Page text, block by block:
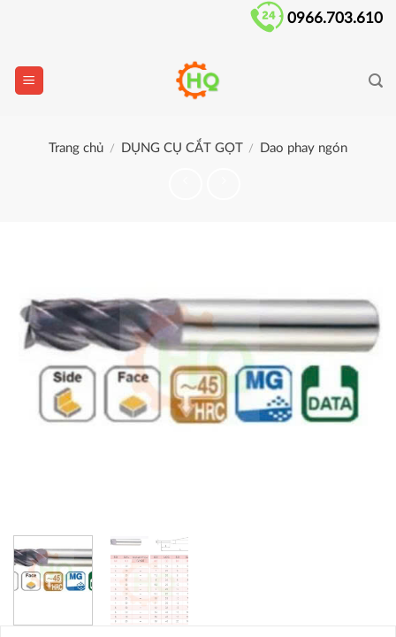
0966.703.610
Trang chủ / DỤNG CỤ CẮT GỌT / Dao phay ngón